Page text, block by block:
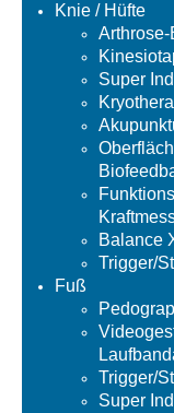
Knie / Hüfte
Super
Balance
Trigger/
Fuß
Trigger/
Super